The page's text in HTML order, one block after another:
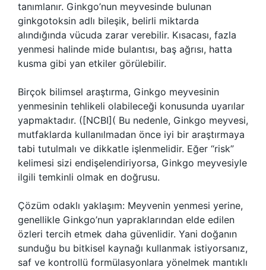
tanımlanır. Ginkgo’nun meyvesinde bulunan
ginkgotoksin adlı bileşik, belirli miktarda
alındığında vücuda zarar verebilir. Kısacası, fazla
yenmesi halinde mide bulantısı, baş ağrısı, hatta
kusma gibi yan etkiler görülebilir.
Birçok bilimsel araştırma, Ginkgo meyvesinin
yenmesinin tehlikeli olabileceği konusunda uyarılar
yapmaktadır. ([NCBI]( Bu nedenle, Ginkgo meyvesi,
mutfaklarda kullanılmadan önce iyi bir araştırmaya
tabi tutulmalı ve dikkatle işlenmelidir. Eğer “risk”
kelimesi sizi endişelendiriyorsa, Ginkgo meyvesiyle
ilgili temkinli olmak en doğrusu.
Çözüm odaklı yaklaşım: Meyvenin yenmesi yerine,
genellikle Ginkgo’nun yapraklarından elde edilen
özleri tercih etmek daha güvenlidir. Yani doğanın
sunduğu bu bitkisel kaynağı kullanmak istiyorsanız,
saf ve kontrollü formülasyonlara yönelmek mantıklı